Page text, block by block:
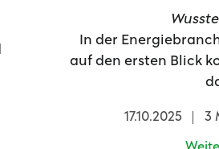
In der
auf den ersten Blick
17.10.2025 3